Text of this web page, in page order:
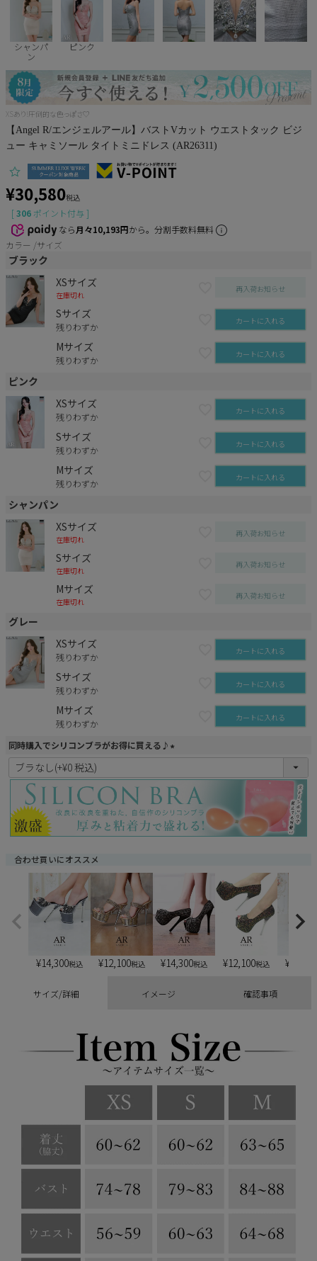
Pleaser
シャンパ
ン
ピンク
XSあり!圧倒的な色っぽさ♡
【Angel R/エンジェルアール】バストVカット ウエストタック ビジ
ュー キャミソール タイトミニドレス (AR26311)
¥30,580税込
[306 ポイント付与 ]
なら月々10,193円から。分割手数料無料
カラー
サイズ
ブラック
XSサイズ
在庫切れ
再入荷お知らせ
Sサイズ
残りわずか カートに入れる
Mサイズ
残りわずか カートに入れる
ピンク
XSサイズ
残りわずか カートに入れる
Sサイズ
残りわずか カートに入れる
Mサイズ
残りわずか カートに入れる
シャンパン
XSサイズ
在庫切れ
再入荷お知らせ
Sサイズ
在庫切れ
再入荷お知らせ
Mサイズ
在庫切れ
再入荷お知らせ
グレー
XSサイズ
残りわずか カートに入れる
Sサイズ
残りわずか カートに入れる
Mサイズ
残りわずか カートに入れる
同時購入でシリコンブラがお得に買える♪
(
須
)
合わせ買いにオススメ
¥14,300税込 ¥12,100税込 ¥14,300税込 ¥12,100税込 ¥
サイズ/詳細 イメージ 確認事項